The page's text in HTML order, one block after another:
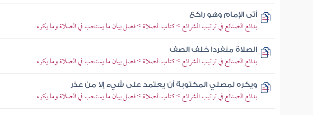
أتى الإمام وهو راكع
بدائع الصنائع في ترتيب الشرائع > كتاب الصلاة > فصل بيان ما يستحب في الصلاة وما يكره
الصلاة منفردا خلف الصف
بدائع الصنائع في ترتيب الشرائع > كتاب الصلاة > فصل بيان ما يستحب في الصلاة وما يكره
ويكره لمصلي المكتوبة أن يعتمد على شيء إلا من عذر
بدائع الصنائع في ترتيب الشرائع > كتاب الصلاة > فصل بيان ما يستحب في الصلاة وما يكره